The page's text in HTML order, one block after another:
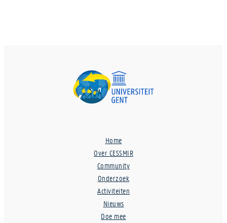
Home
Over CESSMIR
Community
Onderzoek
Activiteiten
Nieuws
Doe mee